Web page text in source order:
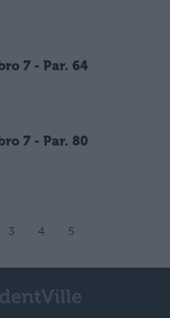
7 - Par. 64
7 - Par. 80
3 4 5